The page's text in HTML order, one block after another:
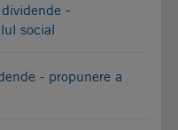
-
social
- propunere a